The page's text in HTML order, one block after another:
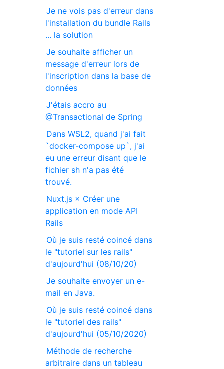
Je ne vois pas d'erreur dans
l'installation du bundle Rails
... la solution
Je souhaite afficher un
message d'erreur lors de
l'inscription dans la base de
données
J'étais accro au
@Transactional de Spring
Dans WSL2, quand j'ai fait
`docker-compose up`, j'ai
eu une erreur disant que le
fichier sh n'a pas été
trouvé.
Nuxt.js × Créer une
application en mode API
Rails
Où je suis resté coincé dans
le "tutoriel sur les rails"
d'aujourd'hui (08/10/20)
Je souhaite envoyer un e-
mail en Java.
Où je suis resté coincé dans
le "tutoriel des rails"
d'aujourd'hui (05/10/2020)
Méthode de recherche
arbitraire dans un tableau